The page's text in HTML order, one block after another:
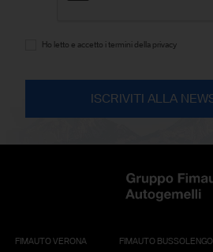
Ho letto e accetto i termini della privacy
FIMAUTO VERONA FIMAUTO BUSSOLENGO